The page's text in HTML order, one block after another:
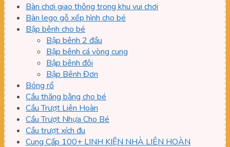
Bàn chơi giao thông trong khu vui chơi
Bàn lego gỗ xếp hình cho bé
Bập bênh cho bé
Bập bênh 2 đầu
Bập bênh cá vòng cung
Bập bênh đôi
Bập Bênh Đơn
Bóng rổ
Cầu thăng bằng cho bé
Cầu Trượt Liên Hoàn
Cầu Trượt Nhựa Cho Bé
Cầu trượt xích đu
Cung Cấp 100+ LINH KIỆN NHÀ LIÊN HOÀN